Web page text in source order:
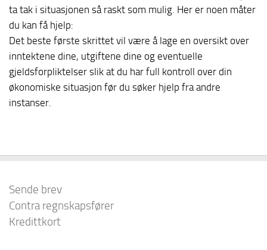
ta tak i situasjonen så raskt som mulig. Her er noen måter
du kan få hjelp:
Det beste første skrittet vil være å lage en oversikt over
inntektene dine, utgiftene dine og eventuelle
gjeldsforpliktelser slik at du har full kontroll over din
økonomiske situasjon før du søker hjelp fra andre
instanser.
Sende brev
Contra regnskapsfører
Kredittkort